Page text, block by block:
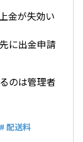
金が失効い
に出金申請
のは管理者
# 配送料